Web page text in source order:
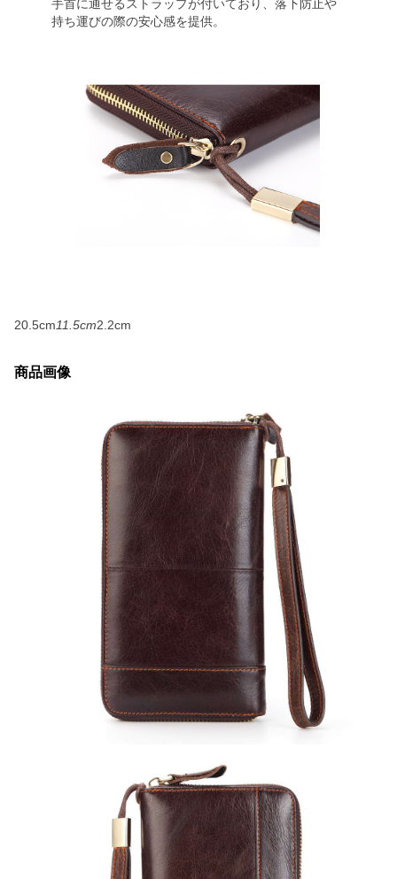
手首に通せるストラップが付いており、落下防止や
持ち運びの際の安心感を提供。
20.5cm11.5cm2.2cm
商品画像